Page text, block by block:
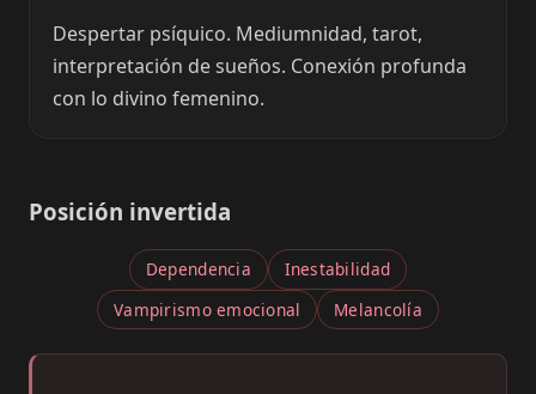
Despertar psíquico. Mediumnidad, tarot,
interpretación de sueños. Conexión profunda
con lo divino femenino.
Posición invertida
Dependencia
Inestabilidad
Vampirismo emocional
Melancolía